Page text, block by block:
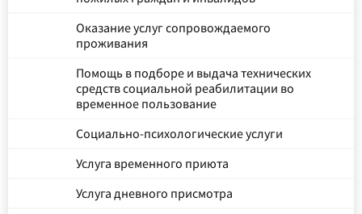
Оказание услуг сопровождаемого
проживания
Помощь в подборе и выдача технических
средств социальной реабилитации во
временное пользование
Социально-психологические услуги
Услуга временного приюта
Услуга дневного присмотра